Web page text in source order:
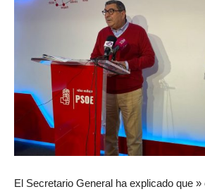
El Secretario General ha explicado que »